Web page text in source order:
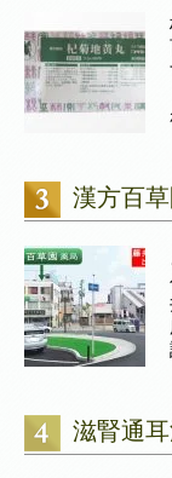
漢方百
滋腎通